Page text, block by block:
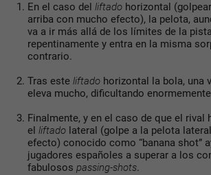
En el caso del liftado horizontal
arriba con mucho efecto), la pelota,
va a ir más allá de los límites de la
repentinamente y entra en la misma
contrario.
Tras este liftado horizontal la bola, una
eleva mucho, dificultando
Finalmente, y en el caso de que el rival
el liftado lateral (golpe a la pelota
efecto) conocido como “banana shot”
jugadores españoles a superar a los
fabulosos passing-shots.